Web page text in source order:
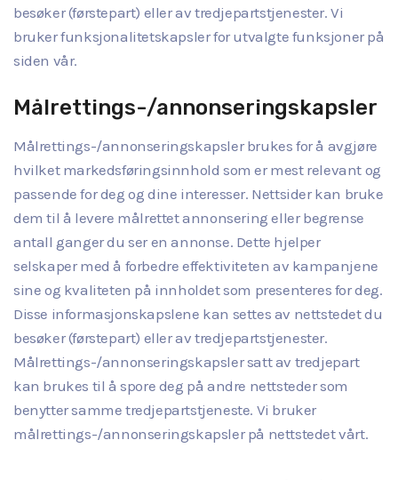
besøker (førstepart) eller av tredjepartstjenester. Vi
bruker funksjonalitetskapsler for utvalgte funksjoner på
siden vår.
Målrettings-/annonseringskapsler
Målrettings-/annonseringskapsler brukes for å avgjøre
hvilket markedsføringsinnhold som er mest relevant og
passende for deg og dine interesser. Nettsider kan bruke
dem til å levere målrettet annonsering eller begrense
antall ganger du ser en annonse. Dette hjelper
selskaper med å forbedre effektiviteten av kampanjene
sine og kvaliteten på innholdet som presenteres for deg.
Disse informasjonskapslene kan settes av nettstedet du
besøker (førstepart) eller av tredjepartstjenester.
Målrettings-/annonseringskapsler satt av tredjepart
kan brukes til å spore deg på andre nettsteder som
benytter samme tredjepartstjeneste. Vi bruker
målrettings-/annonseringskapsler på nettstedet vårt.